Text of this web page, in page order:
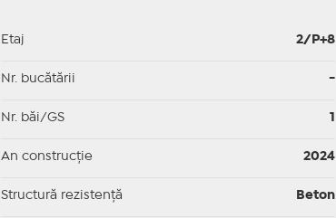
Etaj 2/P+8
Nr. bucătării -
Nr. băi/GS
An construcție 2024
Structură rezistență Beton